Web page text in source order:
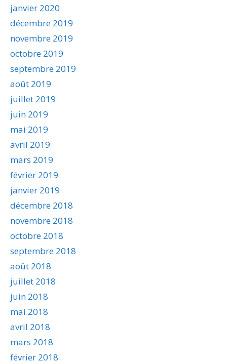
janvier 2020
décembre 2019
novembre 2019
octobre 2019
septembre 2019
août 2019
juillet 2019
juin 2019
mai 2019
avril 2019
mars 2019
février 2019
janvier 2019
décembre 2018
novembre 2018
octobre 2018
septembre 2018
août 2018
juillet 2018
juin 2018
mai 2018
avril 2018
mars 2018
février 2018